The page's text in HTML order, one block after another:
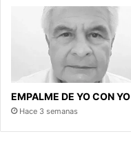
EMPALME DE YO CON YO
Hace 3 semanas